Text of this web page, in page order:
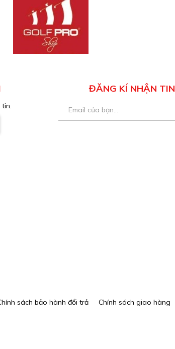
ĐĂNG KÍ NHẬN TIN
sách bảo hành đổi trả Chính sách giao hàng